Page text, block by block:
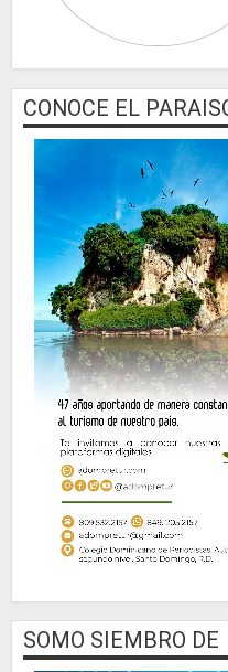
CONOCE EL
SOMO SIEMBRO DE